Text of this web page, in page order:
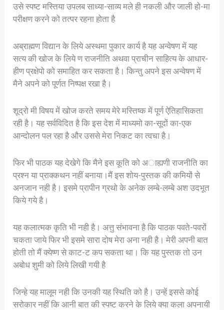
उसे स्पष्ट मस्तिया उपलब साध्या-साव्य मले ही नकली और जाली हो-मा
परीक्षण करने को तत्पर रहना होता है
अब्राह्मण विद्यान के लिये अस्थमा पुकार कार्य है यह अन्वेषण में यह
सत्य की खोज के लिये ण राजनीति अथवा प्राचीन साहित्य के आधार-
हीण प्रक्षेपो को समाहित कर सकता है। किन्तु अपने इस अन्वेषण में
मैने अपने को पूर्णत निष्पक्ष रखा है।
शूद्रो मी विषय में खोज करते समय मेरे मस्तिष्क में पूर्ण ऐतिहासिकता
रही है। यह सर्वविदित है कि इस देश में माध्यमो का-सूदों का-एक
आन्दोलन पल रहा है और उससे मेरा निकट का त्वचा है।
फिर भी पाठक यह देखेगे कि मैने इस कूति को अाह्यणी राजनीति का
प्रश्न या प्राक्कथन नहीं बनाया।मैं इस शोय-पुस्तक की कमियों से
अनजान नही है। इसमे प्रापीन ग्रथो के अनेक लम्बे-लम्बे अश उदभूत
किये गये है।
यह कलात्मक कृति भी नही है। अत्तु संभावना है कि पाठक पवते-पवरों
चकता जाये फिर भी इसमे सारा दोष मेरा अना नही है। मेरी अपनी बात
होती तो मैं क्येष्ण से काट-ट कप सकता था। कि यह पुस्तक तो उन
अबोध शुमी को लिये लिखी गयी है
जिन्हे यह मालूम नही कि उनकी यह स्थिति को है। उन्हें इससे कोई
सरोकार नहीं कि आनी बात की स्पष्ट करने के लिये क्या कला अपनायी